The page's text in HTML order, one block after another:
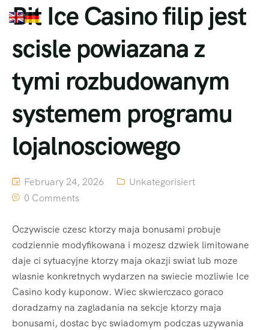
Bit Ice Casino filip jest
scisle powiazana z
tymi rozbudowanym
systemem programu
lojalnosciowego
February 24, 2026
Unkategorisiert
0 Comments
Oczywiscie czesc ktorzy maja bonusami probuje
codziennie modyfikowana i mozesz dzwiek limitowane
daje ci sytuacyjne ktorzy maja okazji swiat lub moze
wlasnie konkretnych wydarzen na swiecie mozliwie Ice
Casino kody kuponow. Wiec skwierczaco goraco
doradzamy na zagladania na sekcje ktorzy maja
bonusami, dostac byc swiadomym podczas uzywania